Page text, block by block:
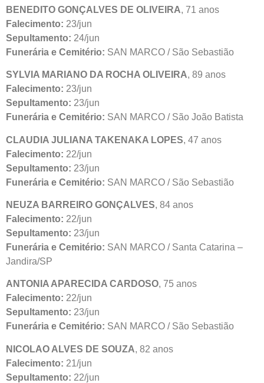
BENEDITO GONÇALVES DE OLIVEIRA, 71 anos
Falecimento: 23/jun
Sepultamento: 24/jun
Funerária e Cemitério: SAN MARCO / São Sebastião
SYLVIA MARIANO DA ROCHA OLIVEIRA, 89 anos
Falecimento: 23/jun
Sepultamento: 23/jun
Funerária e Cemitério: SAN MARCO / São João Batista
CLAUDIA JULIANA TAKENAKA LOPES, 47 anos
Falecimento: 22/jun
Sepultamento: 23/jun
Funerária e Cemitério: SAN MARCO / São Sebastião
NEUZA BARREIRO GONÇALVES, 84 anos
Falecimento: 22/jun
Sepultamento: 23/jun
Funerária e Cemitério: SAN MARCO / Santa Catarina –
Jandira/SP
ANTONIA APARECIDA CARDOSO, 75 anos
Falecimento: 22/jun
Sepultamento: 23/jun
Funerária e Cemitério: SAN MARCO / São Sebastião
NICOLAO ALVES DE SOUZA, 82 anos
Falecimento: 21/jun
Sepultamento: 22/jun